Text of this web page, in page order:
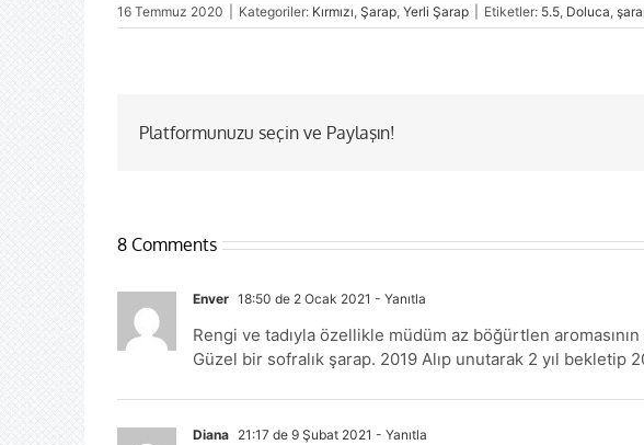
16 Temmuz 2020 Kategoriler: Kırmızı, Şarap, Yerli Şarap Etiketler: 5.5, Doluca,
Platformunuzu seçin ve Paylaşın!
8 Comments
Enver 18:50 de 2 Ocak 2021 - Yanıtla
Rengi ve tadıyla özellikle müdüm az böğürtlen aromasının
Güzel bir sofralık şarap. 2019 Alıp unutarak 2 yıl bekletip
Diana 21:17 de 9 Şubat 2021 - Yanıtla